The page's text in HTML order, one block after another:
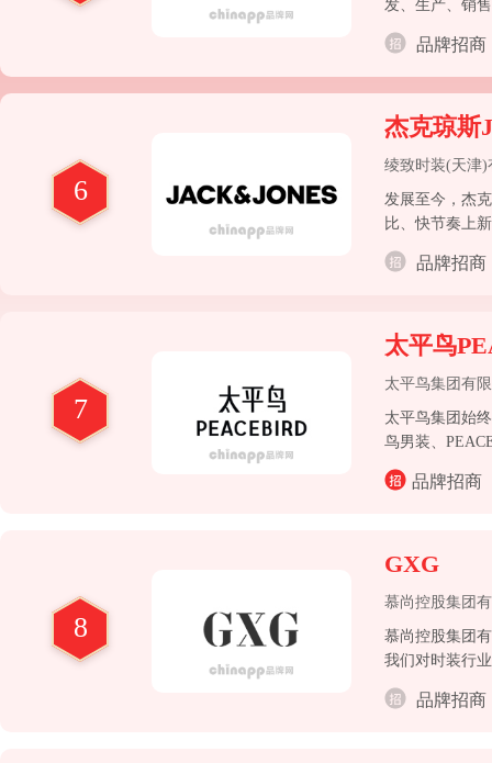
发、生产、销
工万余名，品
品牌招商
6
杰克琼斯
绫致时装(天津)
发展至今，杰
比、快节奏上
品牌招商
7
太平鸟
太平鸟集团有
太平鸟集团始
鸟男装、
牌矩阵不断完
品牌招商
8
GXG
慕尚控股集团
慕尚控股集团
我们对时装行
品牌招商